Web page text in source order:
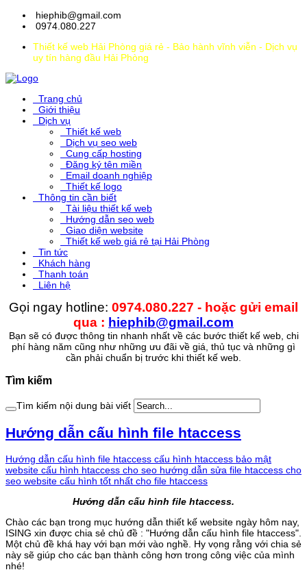
hiephib@gmail.com
0974.080.227
Thiết kế web Hải Phòng giá rẻ - Bảo hành vĩnh viễn - Dịch vụ
uy tín hàng đầu Hải Phòng
Trang chủ
Giới thiệu
Dịch vụ
Thiết kế web
Dịch vụ seo web
Cung cấp hosting
Đăng ký tên miền
Email doanh nghiệp
Thiết kế logo
Thông tin cần biết
Tài liệu thiết kế web
Hướng dẫn seo web
Giao diện website
Thiết kế web giá rẻ tại Hải Phòng
Tin tức
Khách hàng
Thanh toán
Liên hệ
Gọi ngay hotline: 0974.080.227 - hoặc gửi email
qua : hiephib@gmail.com
Bạn sẽ có được thông tin nhanh nhất về các bước thiết kế web, chi
phí hàng năm cũng như những ưu đãi về giá, thủ tục và những gì
cần phải chuẩn bị trước khi thiết kế web.
Tìm kiếm
Tìm kiếm nội dung bài viết
Hướng dẫn cấu hình file htaccess
Hướng dẫn cấu hình file htaccess cấu hình htaccess bảo mật
website cấu hình htaccess cho seo hướng dẫn sửa file htaccess cho
seo website cấu hình tốt nhất cho file htaccess
Hướng dẫn cấu hình file htaccess.
Chào các bạn trong mục hướng dẫn thiết kế website ngày hôm nay,
ISING xin được chia sẻ chủ đề : "Hướng dẫn cấu hình file htaccess".
Một chủ đề khá hay với bạn mới vào nghề. Hy vọng rằng với chia sẻ
này sẽ giúp cho các bạn thành công hơn trong công việc của mình
nhé!